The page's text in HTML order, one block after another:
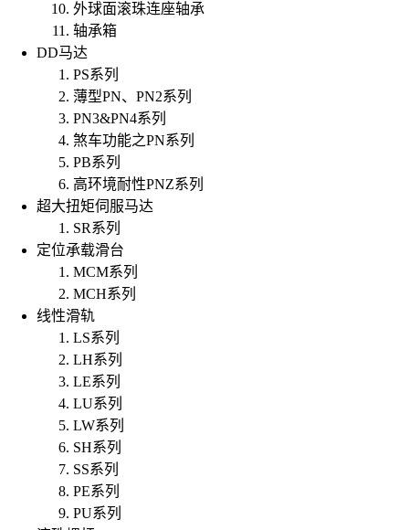
外球面滚珠连座轴承
轴承箱
DD马达
PS系列
薄型PN、PN2系列
PN3&PN4系列
煞车功能之PN系列
PB系列
高环境耐性PNZ系列
超大扭矩伺服马达
SR系列
定位承载滑台
MCM系列
MCH系列
线性滑轨
LS系列
LH系列
LE系列
LU系列
LW系列
SH系列
SS系列
PE系列
PU系列